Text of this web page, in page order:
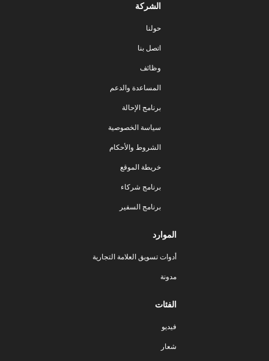
الشركة
حولنا
اتصل بنا
وظائف
المساعدة والدعم
برنامج الإحالة
سياسة الخصوصية
الشروط والأحكام
خريطة الموقع
برنامج شركاء
برنامج السفير
الموارد
أدوات تسويق العلامة التجارية
مدونة
الفئات
فيديو
شعار